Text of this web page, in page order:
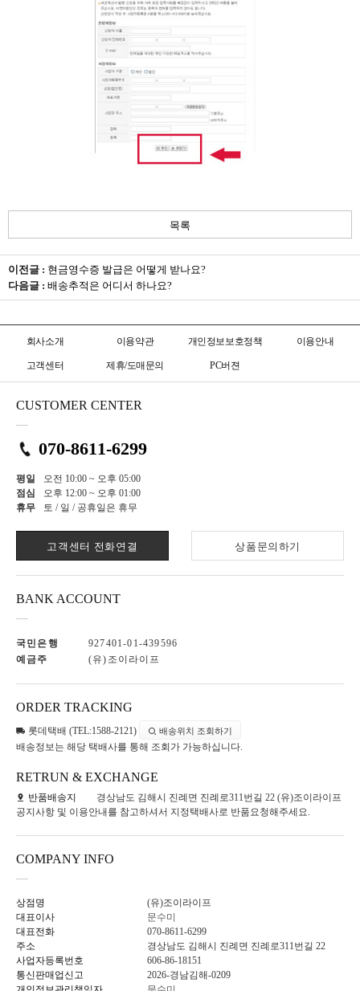
목록
이전글 : 현금영수증 발급은 어떻게 받나요?
다음글 : 배송추적은 어디서 하나요?
회사소개 이용약관 개인정보보호정책 이용안내
고객센터 제휴/도매문의 PC버젼
CUSTOMER CENTER
070-8611-6299
평일
오전 10:00 ~ 오후 05:00
점심
오후 12:00 ~ 오후 01:00
휴무
토 / 일 / 공휴일은 휴무
고객센터 전화연결 상품문의하기
BANK ACCOUNT
국민은행
927401-01-439596
예금주
(유)조이라이프
ORDER TRACKING
롯데택배 (TEL:1588-2121) 배송위치 조회하기
배송정보는 해당 택배사를 통해 조회가 가능하십니다.
RETRUN & EXCHANGE
반품배송지
경상남도 김해시 진례면 진례로311번길 22 (유)조이라이프
공지사항 및 이용안내를 참고하셔서 지정택배사로 반품요청해주세요.
COMPANY INFO
상점명
(유)조이라이프
대표이사
문수미
대표전화
070-8611-6299
주소
경상남도 김해시 진례면 진례로311번길 22
사업자등록번호
606-86-18151
통신판매업신고
2026-경남김해-0209